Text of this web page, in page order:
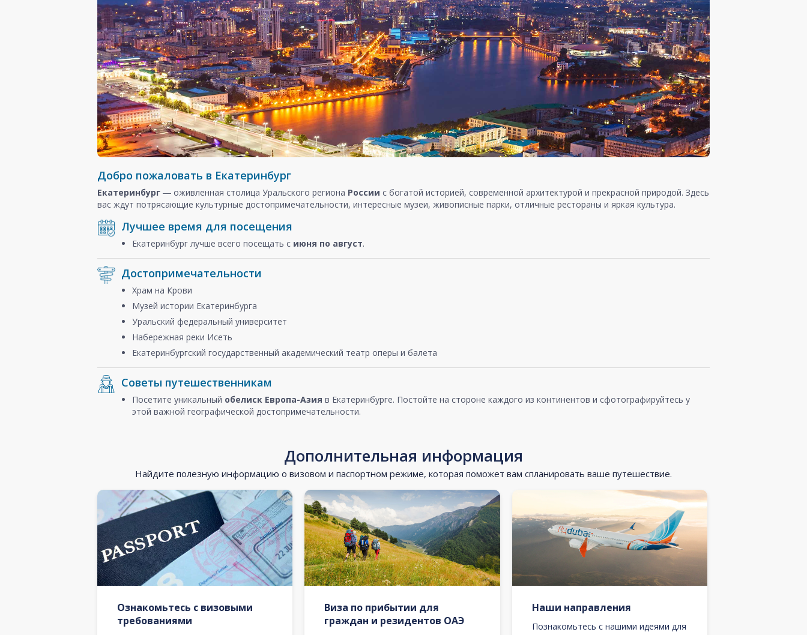
Добро пожаловать в Екатеринбург
Екатеринбург ― оживленная столица Уральского региона России с богатой историей, современной архитектурой и прекрасной природой. Здесь
вас ждут потрясающие культурные достопримечательности, интересные музеи, живописные парки, отличные рестораны и яркая культура.
Лучшее время для посещения
Екатеринбург лучше всего посещать с июня по август.
Достопримечательности
Храм на Крови
Музей истории Екатеринбурга
Уральский федеральный университет
Набережная реки Исеть
Екатеринбургский государственный академический театр оперы и балета
Советы путешественникам
Посетите уникальный обелиск Европа-Азия в Екатеринбурге. Постойте на стороне каждого из континентов и сфотографируйтесь у
этой важной географической достопримечательности.
Дополнительная информация
Найдите полезную информацию о визовом и паспортном режиме, которая поможет вам спланировать ваше путешествие.
Ознакомьтесь с визовыми
требованиями
Виза по прибытии для
граждан и резидентов ОАЭ
Наши направления
Познакомьтесь с нашими идеями для